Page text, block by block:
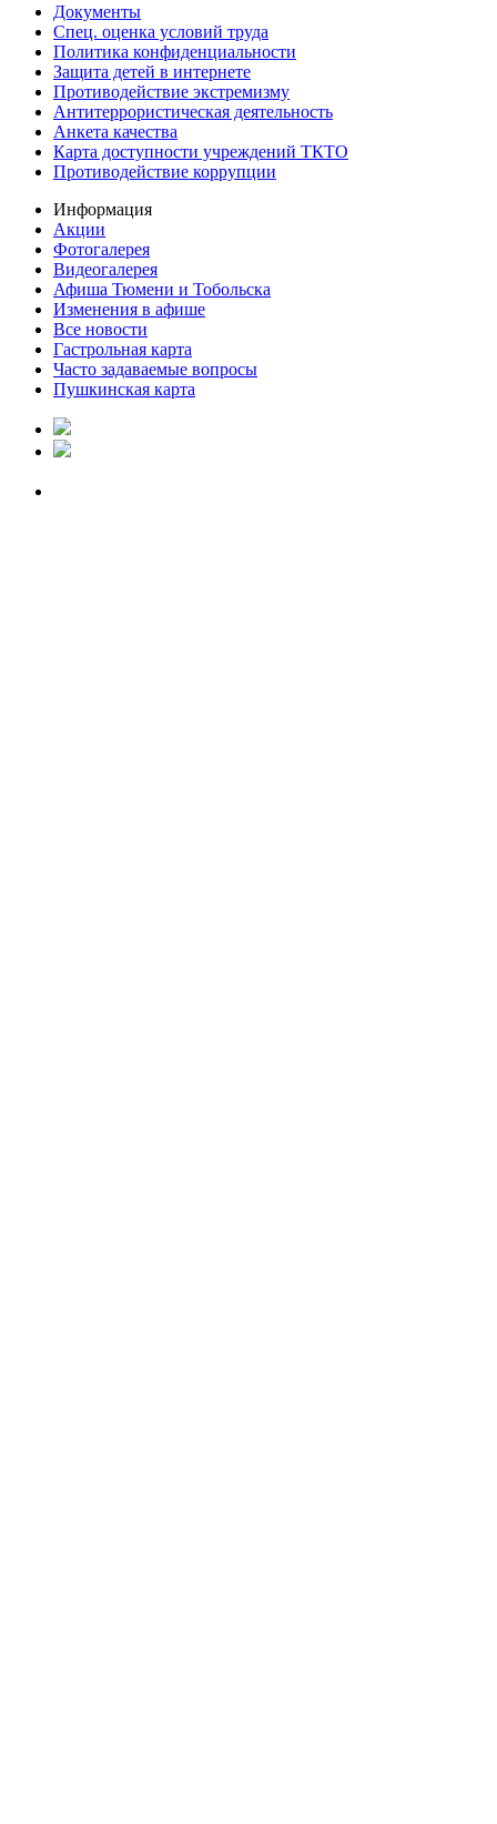
Документы
Спец. оценка условий труда
Политика конфиденциальности
Защита детей в интернете
Противодействие экстремизму
Антитеррористическая деятельность
Анкета качества
Карта доступности учреждений ТКТО
Противодействие коррупции
Информация
Акции
Фотогалерея
Видеогалерея
Афиша Тюмени и Тобольска
Изменения в афише
Все новости
Гастрольная карта
Часто задаваемые вопросы
Пушкинская карта